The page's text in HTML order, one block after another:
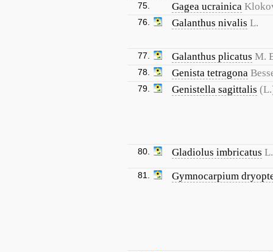
75. Gagea ucrainica
76. Galanthus nivalis L.
77. Galanthus plicatus M.
78. Genista tetragona
79. Genistella sagittalis
80. Gladiolus imbricatus L.
81. Gymnocarpium